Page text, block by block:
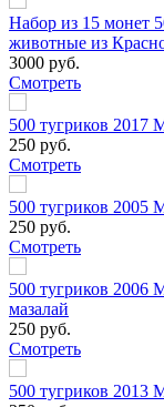
Набор из 15 монет
животные из
3000 руб.
Смотреть
500 тугриков 2017
250 руб.
Смотреть
500 тугриков 2005
250 руб.
Смотреть
500 тугриков 2006
мазалай
250 руб.
Смотреть
500 тугриков 2013